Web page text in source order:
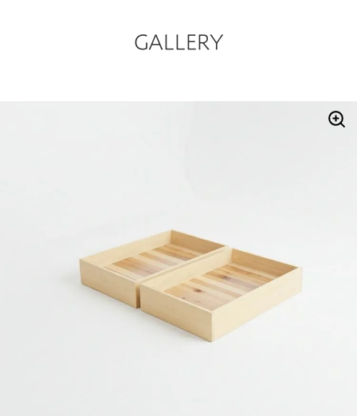
GALLERY